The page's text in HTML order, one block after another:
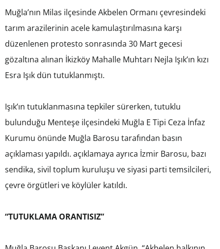
Muğla’nın Milas ilçesinde Akbelen Ormanı çevresindeki
tarım arazilerinin acele kamulaştırılmasına karşı
düzenlenen protesto sonrasında 30 Mart gecesi
gözaltına alınan İkizköy Mahalle Muhtarı Nejla Işık’ın kızı
Esra Işık dün tutuklanmıştı.
Işık’ın tutuklanmasına tepkiler sürerken, tutuklu
bulunduğu Menteşe ilçesindeki Muğla E Tipi Ceza İnfaz
Kurumu önünde Muğla Barosu tarafından basın
açıklaması yapıldı. açıklamaya ayrıca İzmir Barosu, bazı
sendika, sivil toplum kuruluşu ve siyasi parti temsilcileri,
çevre örgütleri ve köylüler katıldı.
“TUTUKLAMA ORANTISIZ”